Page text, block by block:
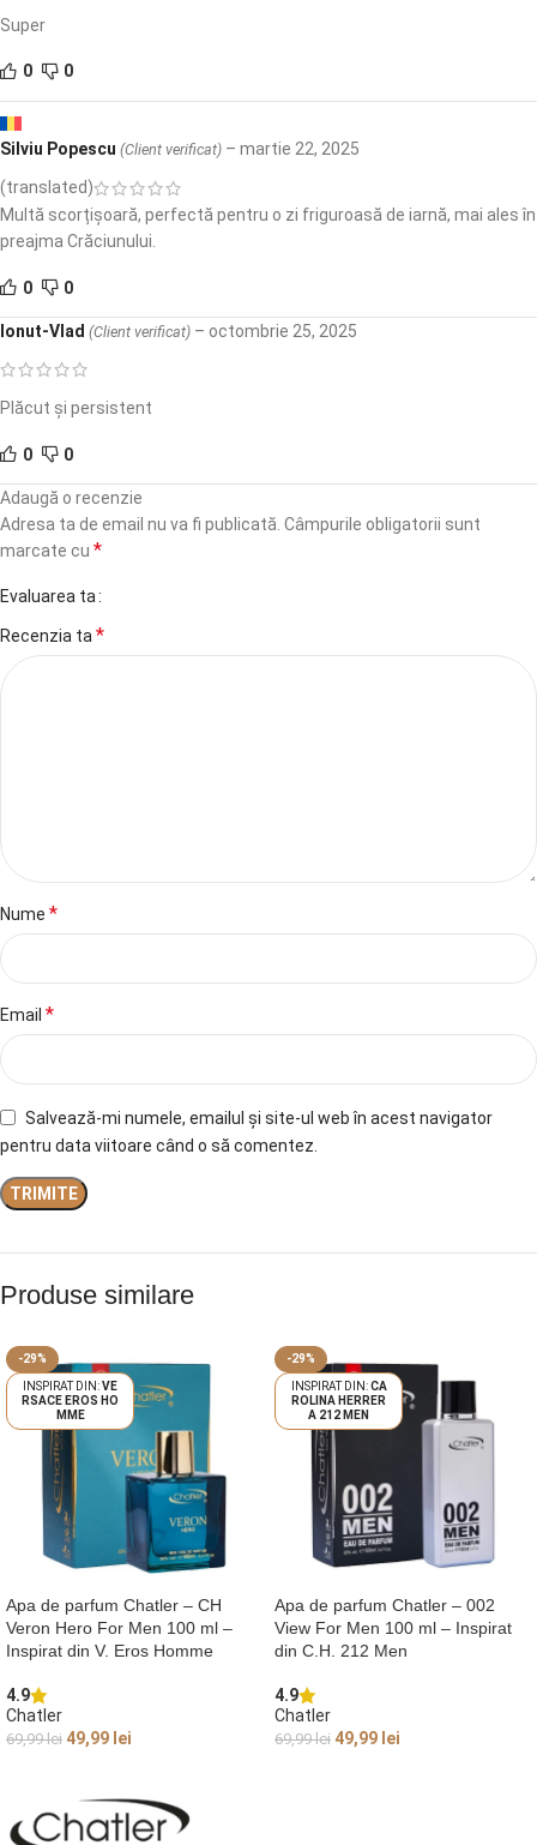
Super
0 0
Silviu Popescu (Client verificat) – martie 22, 2025
(translated)
Multă scorțișoară, perfectă pentru o zi friguroasă de iarnă, mai ales în
preajma Crăciunului.
0 0
Ionut-Vlad (Client verificat) – octombrie 25, 2025
Plăcut și persistent
0 0
Adaugă o recenzie
Adresa ta de email nu va fi publicată. Câmpurile obligatorii sunt
marcate cu *
Evaluarea ta
Recenzia ta*
Nume *
Email *
Salvează-mi numele, emailul și site-ul web în acest navigator
pentru data viitoare când o să comentez.
Produse similare
-29%
VE
RSACE EROS HO
MME
Apa de parfum Chatler – CH
Veron Hero For Men 100 ml –
Inspirat din V. Eros Homme
4.9
Chatler
69,99lei 49,99 lei
-29%
CA
ROLINA HERRER
A 212 MEN
Apa de parfum Chatler – 002
View For Men 100 ml – Inspirat
din C.H. 212 Men
4.9
Chatler
69,99lei 49,99 lei